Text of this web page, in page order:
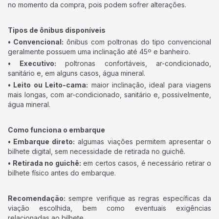
no momento da compra, pois podem sofrer alterações.
Tipos de ônibus disponíveis
• Convencional: ônibus com poltronas do tipo convencional
geralmente possuem uma inclinação até 45º e banheiro.
• Executivo: poltronas confortáveis, ar-condicionado,
sanitário e, em alguns casos, água mineral.
• Leito ou Leito-cama: maior inclinação, ideal para viagens
mais longas, com ar-condicionado, sanitário e, possivelmente,
água mineral.
Como funciona o embarque
• Embarque direto: algumas viações permitem apresentar o
bilhete digital, sem necessidade de retirada no guichê.
• Retirada no guichê: em certos casos, é necessário retirar o
bilhete físico antes do embarque.
Recomendação: sempre verifique as regras específicas da
viação escolhida, bem como eventuais exigências